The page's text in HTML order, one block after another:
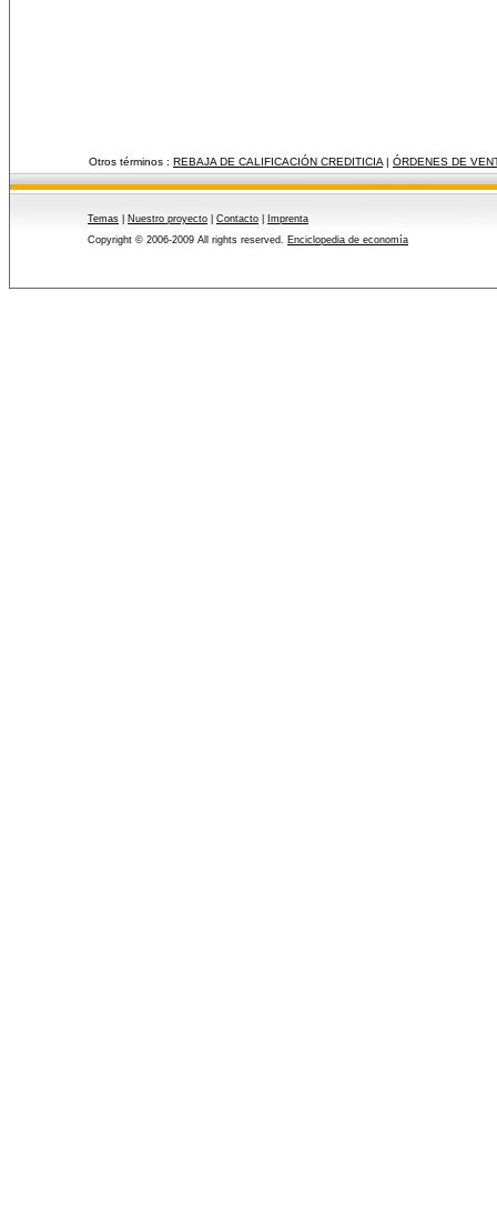
Otros términos : REBAJA DE CALIFICACIÓN CREDITICIA | ÓRDENES DE
Temas Nuestro proyecto Contacto
Imprenta
Copyright © 2006-2009 All rights reserved. Enciclopedia de economía